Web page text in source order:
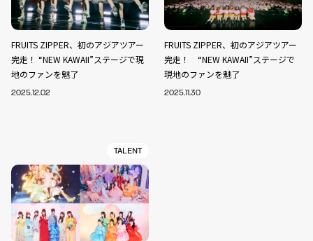
FRUITS ZIPPER、初のアジアツアー
完走！ “NEW KAWAII”ステージで現
地のファンを魅了
2025.12.02
FRUITS ZIPPER、初のアジアツアー
完走！ “NEW KAWAII”ステージで
現地のファンを魅了
2025.11.30
TALENT